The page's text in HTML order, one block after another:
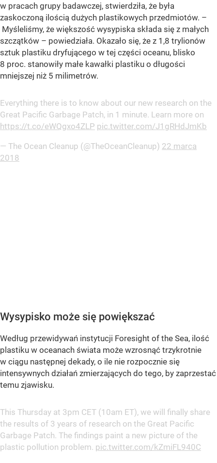
w pracach grupy badawczej, stwierdziła, że była
zaskoczoną ilością dużych plastikowych przedmiotów. –
Myśleliśmy, że większość wysypiska składa się z małych
szczątków – powiedziała. Okazało się, że z 1,8 trylionów
sztuk plastiku dryfującego w tej części oceanu, blisko
8 proc. stanowiły małe kawałki plastiku o długości
mniejszej niż 5 milimetrów.
Everything there is to know about our new research on the
Great Pacific Garbage Patch, in 1 minute. Learn more on
https://t.co/eWQgxo4ZLP pic.twitter.com/J1gRHdJmKb
— The Ocean Cleanup (@TheOceanCleanup) 22 marca
2018
Wysypisko może się powiększać
Według przewidywań instytucji Foresight of the Sea, ilość
plastiku w oceanach świata może wzrosnąć trzykrotnie
w ciągu następnej dekady, o ile nie rozpocznie się
intensywnych działań zmierzających do tego, by zaprzestać
temu zjawisku.
This Thursday at 3pm CET (10am ET), we will finally share
the results of 3 years of research on the Great Pacific
Garbage Patch. The findings paint a new picture of the
plastic pollution problem. pic.twitter.com/kZmiFL940C